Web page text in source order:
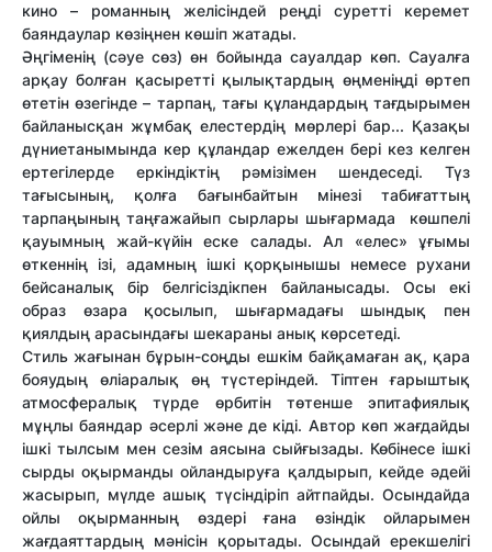
кино – романның желісіндей реңді суретті керемет
баяндаулар көзіңнен көшіп жатады.
Әңгіменің (сәуе сөз) өн бойында сауалдар көп. Сауалға
арқау болған қасыретті қылықтардың өңменіңді өртеп
өтетін өзегінде – тарпаң, тағы құландардың тағдырымен
байланысқан жұмбақ елестердің мөрлері бар... Қазақы
дүниетанымында кер құландар ежелден бері кез келген
ертегілерде еркіндіктің рәмізімен шендеседі. Түз
тағысының, қолға бағынбайтын мінезі табиғаттың
тарпаңының таңғажайып сырлары шығармада көшпелі
қауымның жай-күйін еске салады. Ал «елес» ұғымы
өткеннің ізі, адамның ішкі қорқынышы немесе рухани
бейсаналық бір белгісіздікпен байланысады. Осы екі
образ өзара қосылып, шығармадағы шындық пен
қиялдың арасындағы шекараны анық көрсетеді.
Стиль жағынан бұрын-соңды ешкім байқамаған ақ, қара
бояудың өліаралық өң түстеріндей. Тіптен ғарыштық
атмосфералық түрде өрбитін төтенше эпитафиялық
мұңлы баяндар әсерлі және де кіді. Автор көп жағдайды
ішкі тылсым мен сезім аясына сыйғызады. Көбінесе ішкі
сырды оқырманды ойландыруға қалдырып, кейде әдейі
жасырып, мүлде ашық түсіндіріп айтпайды. Осындайда
ойлы оқырманның өздері ғана өзіндік ойларымен
жағдаяттардың мәнісін қорытады. Осындай ерекшелігі